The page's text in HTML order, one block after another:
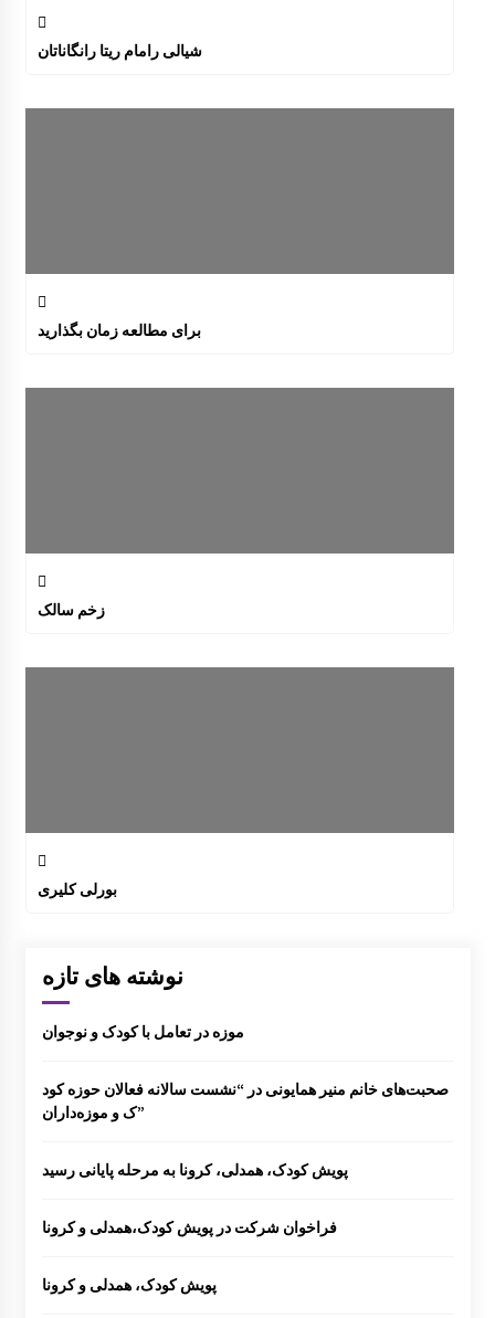
شیالی رامام ریتا رانگاناتان
برای مطالعه زمان بگذارید
زخم سالک
بورلی کلیری
نوشته های تازه
موزه در تعامل با کودک و نوجوان
صحبت‌های خانم منیر همایونی در “نشست سالانه فعالان حوزه کود
ک و موزه‌داران”
پویش کودک، همدلی، کرونا به مرحله پایانی رسید
فراخوان شرکت در پویش کودک،همدلی و کرونا
پویش کودک، همدلی و کرونا